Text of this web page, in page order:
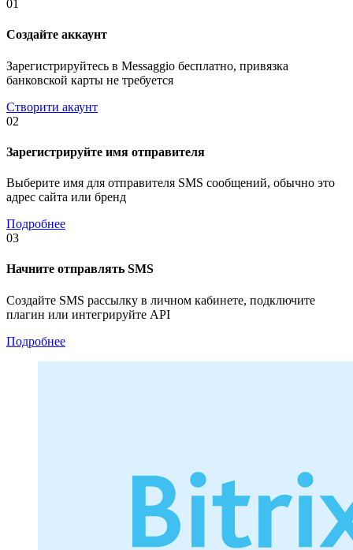
01
Создайте аккаунт
Зарегистрируйтесь в Messaggio бесплатно, привязка
банковской карты не требуется
Створити акаунт
02
Зарегистрируйте имя отправителя
Выберите имя для отправителя SMS сообщений, обычно это
адрес сайта или бренд
Подробнее
03
Начните отправлять SMS
Создайте SMS рассылку в личном кабинете, подключите
плагин или интегрируйте API
Подробнее